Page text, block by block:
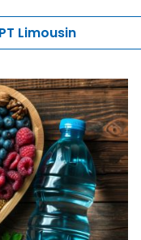
Limousin